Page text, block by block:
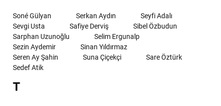
Soné Gülyan Serkan Aydın
Seyfi Adalı
Sevgi Usta
Safiye Derviş
Sibel Özbudun
Sarphan Uzunoğlu
Selim Ergunalp
Sezin Aydemir
Sinan Yıldırmaz
Seren Ay Şahin
Suna Çiçekçi
Sare Öztürk
Sedef Atik
T